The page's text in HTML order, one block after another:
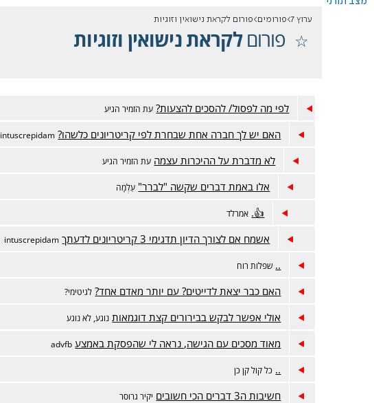
ערוץ 7 פורומים פורום לקראת נישואין וזוגיות
פורוםלקראת נישואין וזוגיות
לפי מה לפסול/ להסכים להצעות? עת הזמיר הגיע
האם יש לך חברה אחת שבחרת לפי קריטריונים כלשהו? intuscrepidam
לא מדברת על ההיכרות עצמה עת הזמיר הגיע
אלו באמת דברים שקשה "לברר" עַלְמָה
👍. אמרלד
אשמח אם לצורך הדיון תדגימי 3 קריטריונים לדעתך intuscrepidam
.. שפלות רוח
האם כבר יצאת לדייטים? עם יותר מאדם אחד? לגיטימי?
אולי אפשר לבקש בבירורים קצת דוגמאות נוגע, לא נוגע
מאוד מסכים עם הגישה, נראה לי שהפסקת באמצע advfb
.. כל קול קן כן
חשיבות ה3 דברים הכי חשובים יקיר גרוסר